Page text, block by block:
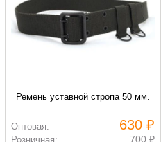
Ремень уставной стропа 50 мм.
Оптовая: 630 ₽
Розничная: 700 ₽